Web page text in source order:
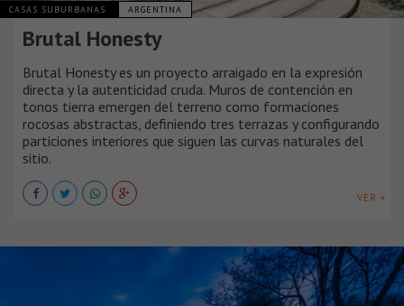
CASAS SUBURBANAS ARGENTINA
Brutal Honesty
Brutal Honesty es un proyecto arraigado en la expresión
directa y la autenticidad cruda. Muros de contención en
tonos tierra emergen del terreno como formaciones
rocosas abstractas, definiendo tres terrazas y configurando
particiones interiores que siguen las curvas naturales del
sitio.
VER +